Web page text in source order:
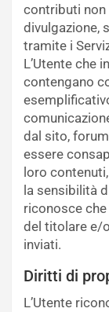
contributi non
divulgazione,
tramite i
L’Utente che
contengano
dal sito,
essere
loro
la sensibilità
riconosce
del titolare e/
inviati.
Diritti di
L’Utente